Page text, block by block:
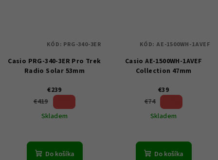
Casio PRG-340-3ER Pro Trek
Radio Solar 53mm
€239
€419
Skladem
Do košíka
KÓD: PRG-340-3ER
Casio AE-1500WH-1AVEF
Collection 47mm
€39
€74
Skladem
Do košíka
KÓD: AE-1500WH-1AVEF